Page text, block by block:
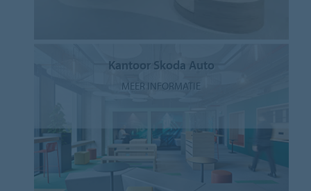
Kantoor Skoda Auto
MEER INFORMATIE